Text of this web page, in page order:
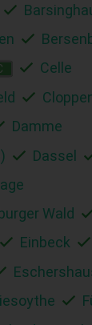
Celle
Damme
Dassel
Wald
Einbeck